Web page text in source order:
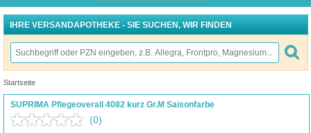
IHRE VERSANDAPOTHEKE - SIE SUCHEN, WIR FINDEN
Startseite
SUPRIMA Pflegeoverall 4082 kurz Gr.M Saisonfarbe
(0)